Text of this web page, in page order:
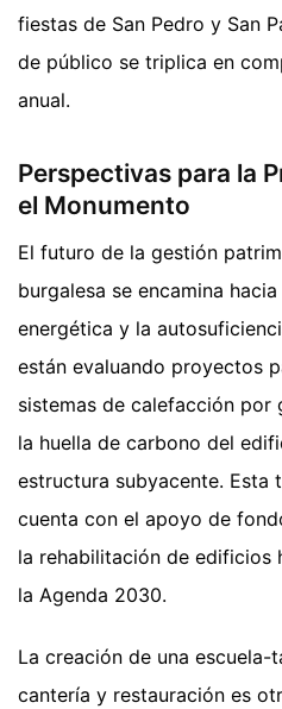
fiestas de San Pedro y San
de público se triplica en
anual.
Perspectivas para la
el Monumento
El futuro de la gestión
burgalesa se encamina
energética y la
están evaluando proyectos
sistemas de calefacción por
la huella de carbono del
estructura subyacente. Esta
cuenta con el apoyo de
la rehabilitación de edificios
la Agenda 2030.
La creación de una escuela-
cantería y restauración es